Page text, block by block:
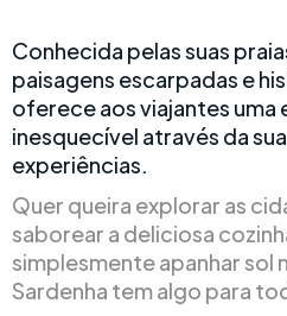
Conhecida pelas suas
paisagens escarpadas e
oferece aos viajantes uma
inesquecível através da
experiências.
Quer queira explorar as
saborear a deliciosa
simplesmente apanhar sol
Sardenha tem algo para